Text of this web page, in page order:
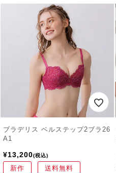
ブラデリス ベルステップ2ブラ26
A1
¥13,200 税込
新作 送料無料